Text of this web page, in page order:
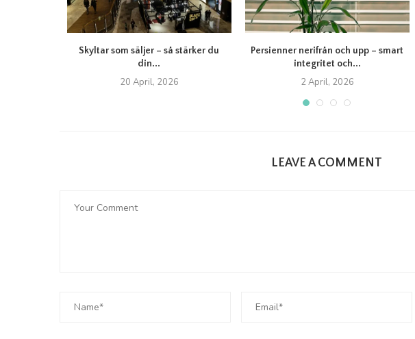
Skyltar som säljer – så stärker du
din...
20 April, 2026
Persienner nerifrån och upp – smart
integritet och...
2 April, 2026
LEAVE A COMMENT